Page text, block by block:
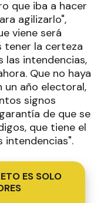
que iba a hacer
agilizarlo",
viene será
tener la certeza
las intendencias,
Que no haya
un año electoral,
signos
de que se
que tiene el
ES SOLO